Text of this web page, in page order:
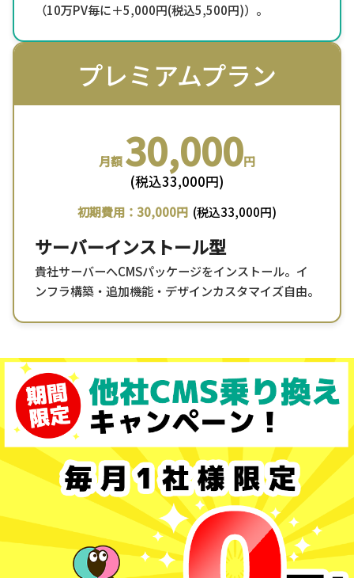
（10万PV毎に＋5,000円(税込5,500円)）。
プレミアムプラン
月額30,000円
(税込33,000円)
初期費用：30,000円 (税込33,000円)
サーバーインストール型
貴社サーバーへCMSパッケージをインストール。イ
ンフラ構築・追加機能・デザインカスタマイズ自由。